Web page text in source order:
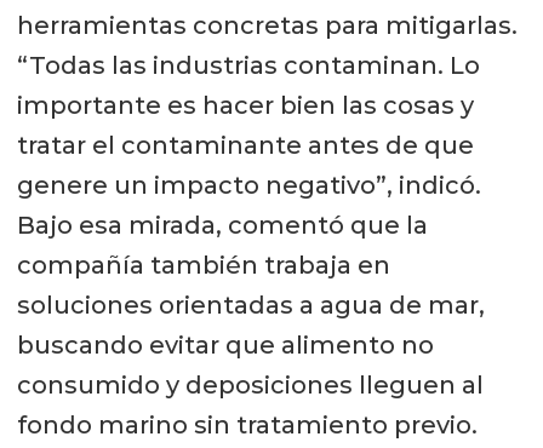
herramientas concretas para mitigarlas.
“Todas las industrias contaminan. Lo
importante es hacer bien las cosas y
tratar el contaminante antes de que
genere un impacto negativo”, indicó.
Bajo esa mirada, comentó que la
compañía también trabaja en
soluciones orientadas a agua de mar,
buscando evitar que alimento no
consumido y deposiciones lleguen al
fondo marino sin tratamiento previo.